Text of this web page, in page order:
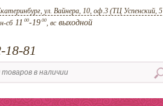
ул. Вайнера, 10, оф.3 (ТЦ Успенский,
сб11 00-19 00, всвыходной
18-81